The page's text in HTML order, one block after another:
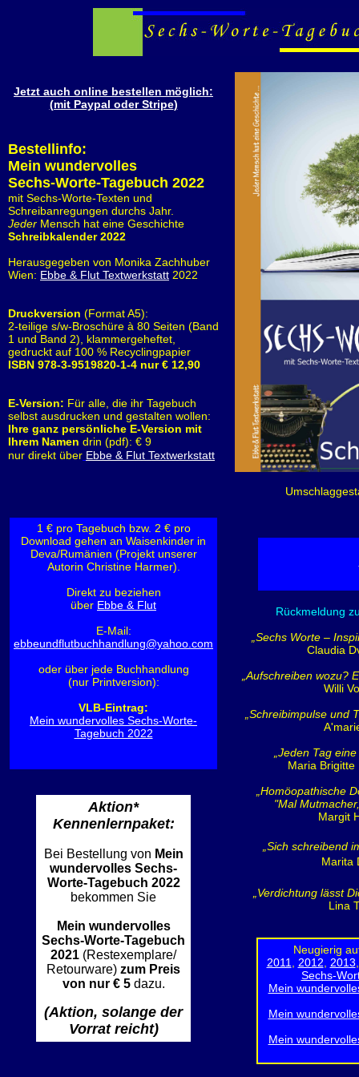
Jetzt auch online bestellen möglich:
(mit Paypal oder Stripe)
Rückmeldung
„Sechs Worte –
Claudia
„Aufschreiben wozu?
Willi
„Schreibimpulse und
„Jeden Tag
Maria
„Homöopathische
"Mal
Margit
„Sich schreibend
Marita
„Verdichtung lässt
Lina
Neugierig
2011
2012 2013
Sechs-
Mein
Mein
Mein
Bestellinfo:
Mein wundervolles
Sechs-Worte-Tagebuch 2022
mit Sechs-Worte-Texten und
Schreibanregungen durchs Jahr.
Jeder Mensch hat eine Geschichte
Schreibkalender 2022
Herausgegeben von Monika Zachhuber
Wien: Ebbe & Flut Textwerkstatt 2022
Druckversion (Format A5):
2-teilige s/w-Broschüre à 80 Seiten (Band
1 und Band 2), klammergeheftet,
gedruckt auf 100 % Recyclingpapier
ISBN 978-3-9519820-1-4 nur € 12,90
E-Version: Für alle, die ihr Tagebuch
selbst ausdrucken und gestalten wollen:
Ihre ganz persönliche E-Version mit
Ihrem Namen drin (pdf): € 9
nur direkt über Ebbe & Flut Textwerkstatt
1 € pro Tagebuch bzw. 2 € pro
Download gehen an Waisenkinder in
Deva/Rumänien (Projekt unserer
Autorin Christine Harmer).
Direkt zu beziehen
über Ebbe & Flut
E-Mail:
ebbeundflutbuchhandlung@yahoo.com
oder über jede Buchhandlung
(nur Printversion):
VLB-Eintrag:
Mein wundervolles Sechs-Worte-
Tagebuch 2022
Aktion*
Kennenlernpaket:
Bei Bestellung von Mein
wundervolles Sechs-
Worte-Tagebuch 2022
bekommen Sie
Mein wundervolles
Sechs-Worte-Tagebuch
2021 (Restexemplare/
Retourware) zum Preis
von nur € 5dazu.
(Aktion, solange der
Vorrat reicht)